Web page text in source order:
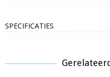
SPECIFICATIES